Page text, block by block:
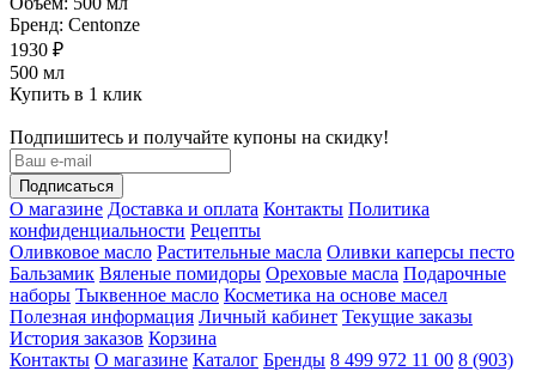
Бренд: Centonze
1930 ₽
500 мл
Купить в 1 клик
Подпишитесь и получайте купоны на скидку!
О магазине Доставка и оплата Контакты Политика
конфиденциальности Рецепты
Оливковое масло Растительные масла Оливки каперсы песто
Бальзамик Вяленые помидоры Ореховые масла Подарочные
наборы Тыквенное масло Косметика на основе масел
Полезная информация Личный кабинет Текущие заказы
История заказов Корзина
Контакты О магазине Каталог Бренды 8 499 972 11 00 8 (903)